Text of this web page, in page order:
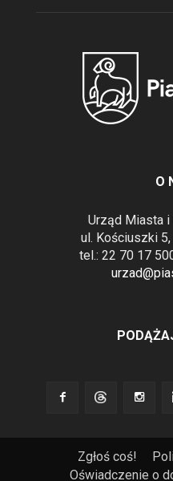
O
Urząd Miasta i
ul. Kościuszki
tel.: 22 70 17
Zgłoś coś!
Oświadczenie o